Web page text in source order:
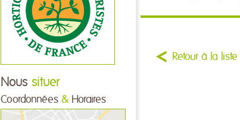
Nous situer
Coordonnées & Horaires
Retour à la liste